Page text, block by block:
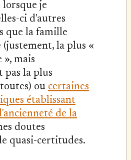
lorsque je
ci d'autres
que la famille
la plus «
mais
pas la plus
ou certaines
établissant
de la
doutes
quasi-certitudes.